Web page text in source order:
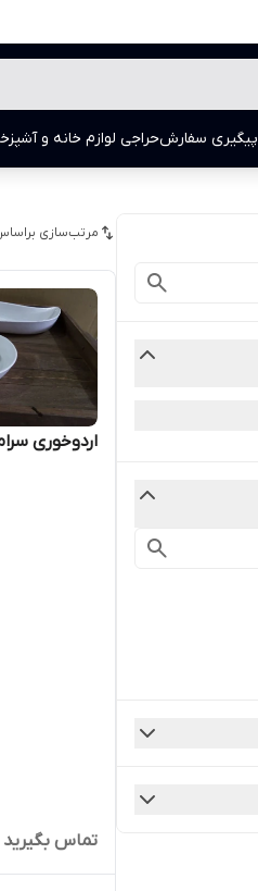
پیگیری سفارشحراجی لوازم خانه و
مرتب‌سازی
اردوخوری
تماس بگیرید